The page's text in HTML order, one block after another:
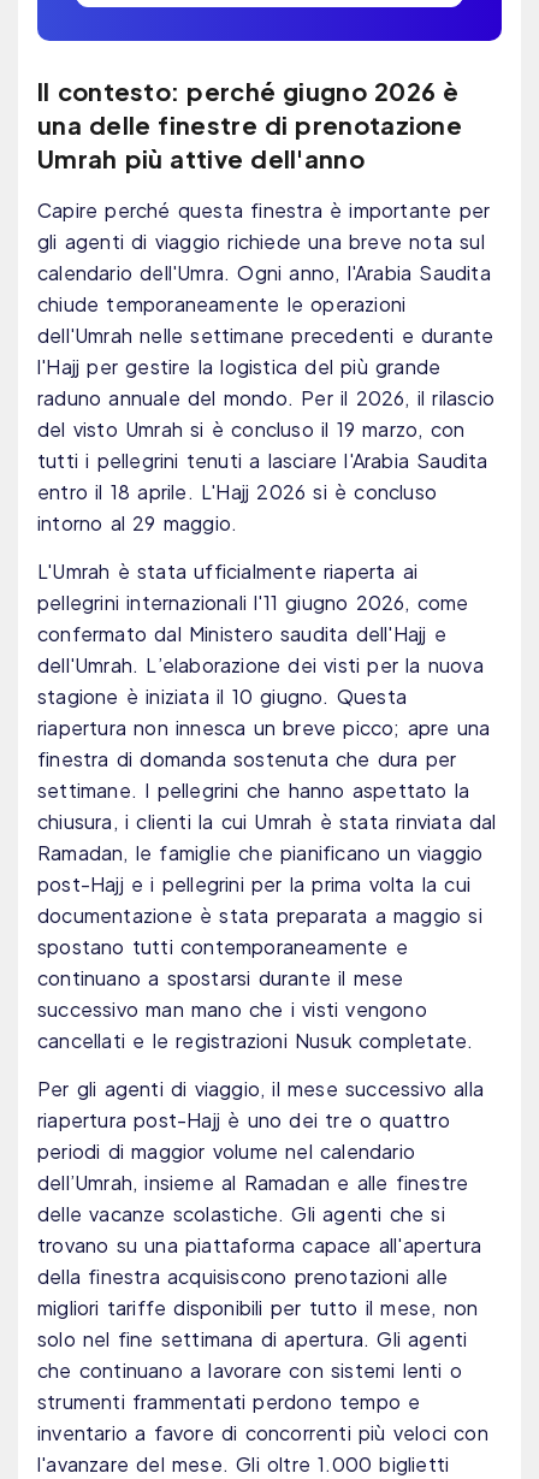
Il contesto: perché giugno 2026 è
una delle finestre di prenotazione
Umrah più attive dell'anno
Capire perché questa finestra è importante per
gli agenti di viaggio richiede una breve nota sul
calendario dell'Umra. Ogni anno, l'Arabia Saudita
chiude temporaneamente le operazioni
dell'Umrah nelle settimane precedenti e durante
l'Hajj per gestire la logistica del più grande
raduno annuale del mondo. Per il 2026, il rilascio
del visto Umrah si è concluso il 19 marzo, con
tutti i pellegrini tenuti a lasciare l'Arabia Saudita
entro il 18 aprile. L'Hajj 2026 si è concluso
intorno al 29 maggio.
L'Umrah è stata ufficialmente riaperta ai
pellegrini internazionali l'11 giugno 2026, come
confermato dal Ministero saudita dell'Hajj e
dell'Umrah. L’elaborazione dei visti per la nuova
stagione è iniziata il 10 giugno. Questa
riapertura non innesca un breve picco; apre una
finestra di domanda sostenuta che dura per
settimane. I pellegrini che hanno aspettato la
chiusura, i clienti la cui Umrah è stata rinviata dal
Ramadan, le famiglie che pianificano un viaggio
post-Hajj e i pellegrini per la prima volta la cui
documentazione è stata preparata a maggio si
spostano tutti contemporaneamente e
continuano a spostarsi durante il mese
successivo man mano che i visti vengono
cancellati e le registrazioni Nusuk completate.
Per gli agenti di viaggio, il mese successivo alla
riapertura post-Hajj è uno dei tre o quattro
periodi di maggior volume nel calendario
dell’Umrah, insieme al Ramadan e alle finestre
delle vacanze scolastiche. Gli agenti che si
trovano su una piattaforma capace all'apertura
della finestra acquisiscono prenotazioni alle
migliori tariffe disponibili per tutto il mese, non
solo nel fine settimana di apertura. Gli agenti
che continuano a lavorare con sistemi lenti o
strumenti frammentati perdono tempo e
inventario a favore di concorrenti più veloci con
l'avanzare del mese. Gli oltre 1.000 biglietti